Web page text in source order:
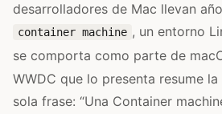
desarrolladores de Mac llevan
container machine , un entorno
se comporta como parte de
WWDC que lo presenta resume
sola frase: “Una Container